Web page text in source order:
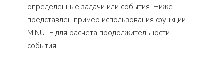
определенные задачи или события. Ниже
представлен пример использования функции
MINUTE для расчета продолжительности
события: